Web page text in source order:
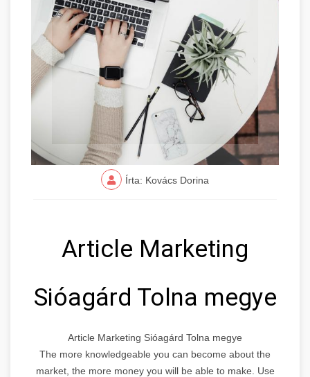
Írta: Kovács Dorina
Article Marketing
Sióagárd Tolna megye
Article Marketing Sióagárd Tolna megye
The more knowledgeable you can become about the
market, the more money you will be able to make. Use